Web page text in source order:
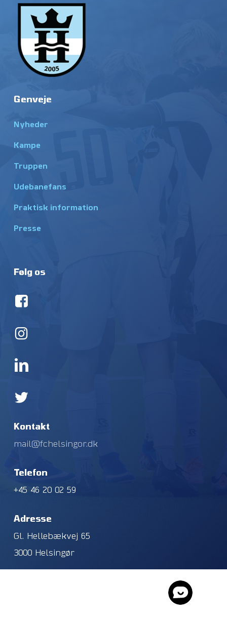
Genveje
Nyheder
Kampe
Truppen
Udebanefans
Praktisk information
Presse
Følg os
Kontakt
mail@fchelsingor.dk
Telefon
+45 46 20 02 59
Adresse
Gl. Hellebækvej 65
3000 Helsingør